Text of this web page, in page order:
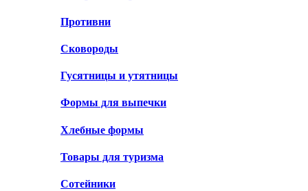
Противни
Сковороды
Гусятницы и утятницы
Формы для выпечки
Хлебные формы
Товары для туризма
Сотейники